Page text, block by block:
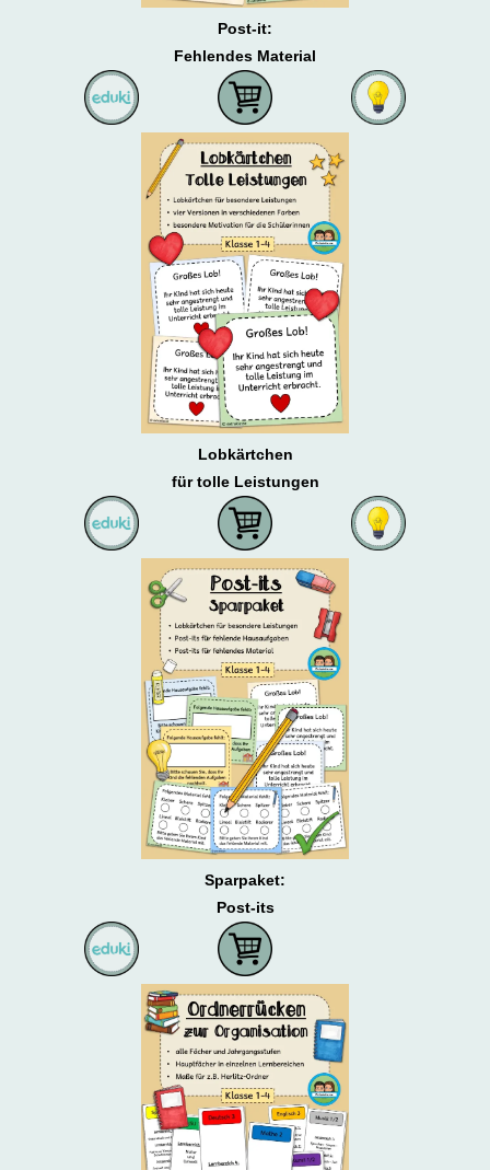
Post-it:
Fehlendes Material
Lobkärtchen
für tolle Leistungen
Sparpaket:
Post-its